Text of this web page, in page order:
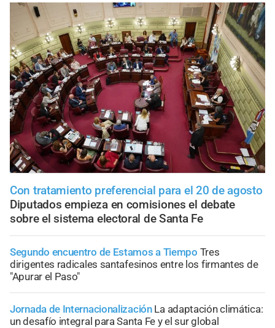
Con tratamiento preferencial para el 20 de agosto
Diputados empieza en comisiones el debate
sobre el sistema electoral de Santa Fe
Segundo encuentro de Estamos a Tiempo Tres
dirigentes radicales santafesinos entre los firmantes de
"Apurar el Paso"
Jornada de Internacionalización La adaptación climática:
un desafío integral para Santa Fe y el sur global